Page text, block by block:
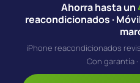
Ahorra hasta un
reacondicionados ·
iPhone reacondicionados
Con garantía